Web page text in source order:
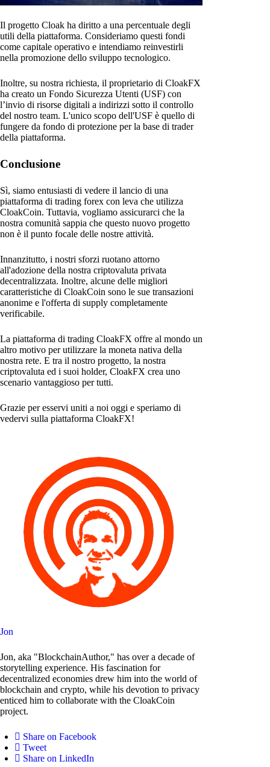
Il progetto Cloak ha diritto a una percentuale degli
utili della piattaforma. Consideriamo questi fondi
come capitale operativo e intendiamo reinvestirli
nella promozione dello sviluppo tecnologico.
Inoltre, su nostra richiesta, il proprietario di CloakFX
ha creato un Fondo Sicurezza Utenti (USF) con
l’invio di risorse digitali a indirizzi sotto il controllo
del nostro team. L'unico scopo dell'USF è quello di
fungere da fondo di protezione per la base di trader
della piattaforma.
Conclusione
Sì, siamo entusiasti di vedere il lancio di una
piattaforma di trading forex con leva che utilizza
CloakCoin. Tuttavia, vogliamo assicurarci che la
nostra comunità sappia che questo nuovo progetto
non è il punto focale delle nostre attività.
Innanzitutto, i nostri sforzi ruotano attorno
all'adozione della nostra criptovaluta privata
decentralizzata. Inoltre, alcune delle migliori
caratteristiche di CloakCoin sono le sue transazioni
anonime e l'offerta di supply completamente
verificabile.
La piattaforma di trading CloakFX offre al mondo un
altro motivo per utilizzare la moneta nativa della
nostra rete. E tra il nostro progetto, la nostra
criptovaluta ed i suoi holder, CloakFX crea uno
scenario vantaggioso per tutti.
Grazie per esservi uniti a noi oggi e speriamo di
vedervi sulla piattaforma CloakFX!
Jon
Jon, aka "BlockchainAuthor," has over a decade of
storytelling experience. His fascination for
decentralized economies drew him into the world of
blockchain and crypto, while his devotion to privacy
enticed him to collaborate with the CloakCoin
project.
Share on Facebook
Tweet
Share on LinkedIn